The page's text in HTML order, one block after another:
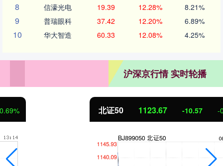
8 信濠光电 19.39 12.28% 8.21%
9 普瑞眼科 37.42 12.20% 6.89%
10 华大智造 60.33 12.08% 4.25%
沪深京行情 实时轮播
1123.67 -10.57 -0.93%